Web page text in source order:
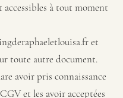
accessibles à tout moment
et
toute autre document.
avoir pris connaissance
et les avoir acceptées